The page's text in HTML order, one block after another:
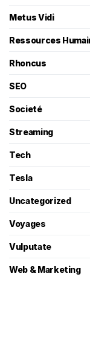
Metus Vidi
Ressources
Rhoncus
SEO
Societé
Streaming
Tech
Tesla
Uncategorized
Voyages
Vulputate
Web & Marketing